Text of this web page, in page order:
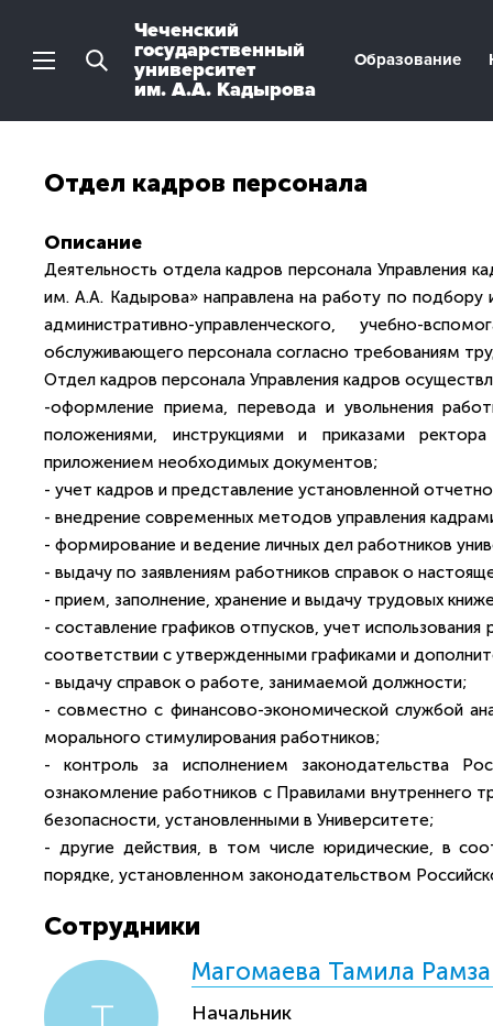
Чеченский
государственный
университет
им. А.А. Кадырова
Образование
Отдел кадров персонала
Описание
Деятельность отдела кадров персонала Управления
им. А.А. Кадырова» направлена на работу по подбору
административно-управленческого, учебно-
обслуживающего персонала согласно требованиям
Отдел кадров персонала Управления кадров
-оформление приема, перевода и увольнения
положениями, инструкциями и приказами
приложением необходимых документов;
- учет кадров и представление установленной
- внедрение современных методов управления
- формирование и ведение личных дел работников
- выдачу по заявлениям работников справок о
- прием, заполнение, хранение и выдачу трудовых
- составление графиков отпусков, учет
соответствии с утвержденными графиками и
- выдачу справок о работе, занимаемой должности;
- совместно с финансово-экономической службой
морального стимулирования работников;
- контроль за исполнением законодательства
ознакомление работников с Правилами внутреннего
безопасности, установленными в Университете;
- другие действия, в том числе юридические, в
порядке, установленном законодательством
Сотрудники
Магомаева Тамила
Начальник